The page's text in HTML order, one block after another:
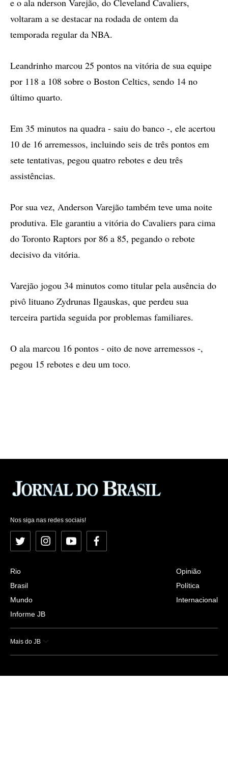
e o ala nderson Varejão, do Cleveland Cavaliers,
voltaram a se destacar na rodada de ontem da
temporada regular da NBA.
Leandrinho marcou 25 pontos na vitória de sua equipe
por 118 a 108 sobre o Boston Celtics, sendo 14 no
último quarto.
Em 35 minutos na quadra - saiu do banco -, ele acertou
10 de 16 arremessos, incluindo seis de três pontos em
sete tentativas, pegou quatro rebotes e deu três
assistências.
Por sua vez, Anderson Varejão também teve uma noite
produtiva. Ele garantiu a vitória do Cavaliers para cima
do Toronto Raptors por 86 a 85, pegando o rebote
decisivo da vitória.
Varejão jogou 34 minutos como titular pela ausência do
pivô lituano Zydrunas Ilgauskas, que perdeu sua
terceira partida seguida por problemas familiares.
O ala marcou 16 pontos - oito de nove arremessos -,
pegou 15 rebotes e deu um toco.
Nos siga nas redes sociais!
Twitter InstagramYouTubeFacebook
Rio
Brasil
Mundo
Informe JB
Opinião
Política
Internacional
Mais do JB
Esportes